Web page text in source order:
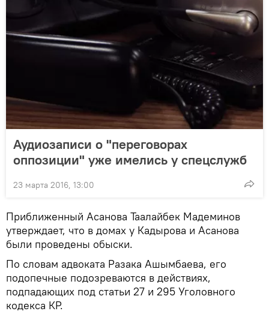
Аудиозаписи о "переговорах
оппозиции" уже имелись у спецслужб
23 марта 2016, 13:00
Приближенный Асанова Таалайбек Мадеминов
утверждает, что в домах у Кадырова и Асанова
были проведены обыски.
По словам адвоката Разака Ашымбаева, его
подопечные подозреваются в действиях,
подпадающих под статьи 27 и 295 Уголовного
кодекса КР.